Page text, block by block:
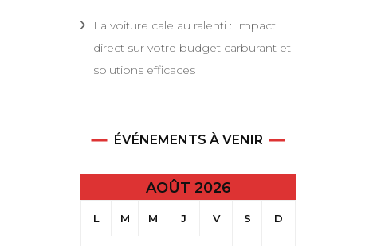
La voiture cale au ralenti : Impact
direct sur votre budget carburant et
solutions efficaces
ÉVÉNEMENTS À VENIR
AOÛT 2026
L M M J V S D